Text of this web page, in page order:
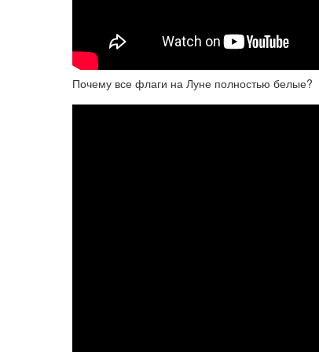
Почему все флаги на Луне полностью белые?